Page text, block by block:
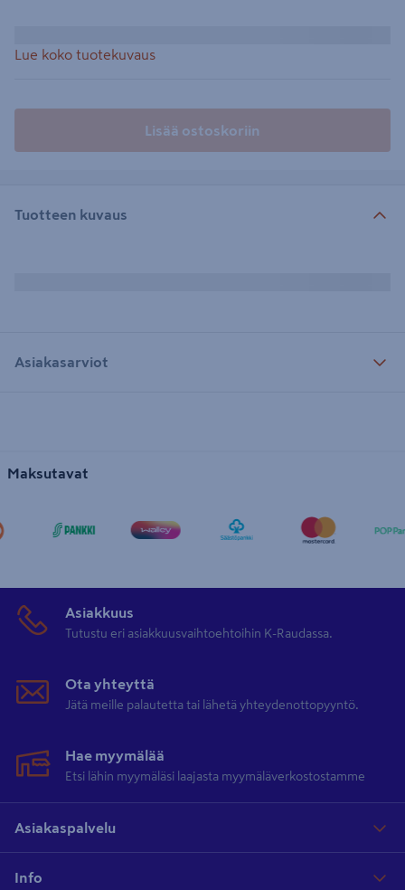
Lue koko tuotekuvaus
Lisää ostoskoriin
Tuotteen kuvaus
Asiakasarviot
Maksutavat
Asiakkuus
Tutustu eri asiakkuusvaihtoehtoihin K-Raudassa.
Ota yhteyttä
Jätä meille palautetta tai lähetä yhteydenottopyyntö.
Hae myymälää
Etsi lähin myymäläsi laajasta myymäläverkostostamme
Asiakaspalvelu
Info